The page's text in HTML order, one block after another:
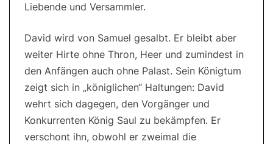
Liebende und Versammler.
David wird von Samuel gesalbt. Er bleibt aber
weiter Hirte ohne Thron, Heer und zumindest in
den Anfängen auch ohne Palast. Sein Königtum
zeigt sich in „königlichen“ Haltungen: David
wehrt sich dagegen, den Vorgänger und
Konkurrenten König Saul zu bekämpfen. Er
verschont ihn, obwohl er zweimal die